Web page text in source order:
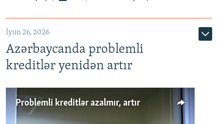
720p 1080p
İyun 26, 2026
Azərbaycanda problemli
kreditlər yenidən artır
Problemli kreditlər azalmır, artır